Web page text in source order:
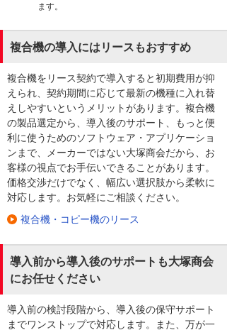
ます。
複合機の導入にはリースもおすすめ
複合機をリース契約で導入すると初期費用が抑
えられ、契約期間に応じて最新の機種に入れ替
えしやすいというメリットがあります。複合機
の製品選定から、導入後のサポート、もっと便
利に使うためのソフトウェア・アプリケーショ
ンまで、メーカーではない大塚商会だから、お
客様の視点でお手伝いできることがあります。
価格交渉だけでなく、幅広い選択肢から柔軟に
対応します。お気軽にご相談ください。
複合機・コピー機のリース
導入前から導入後のサポートも大塚商会
にお任せください
導入前の検討段階から、導入後の保守サポート
までワンストップで対応します。また、万が一